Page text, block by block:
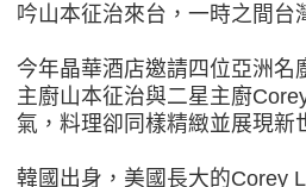
吟山本征治來台，一時之間台
今年晶華酒店邀請四位亞洲
主廚山本征治與二星主廚
氣，料理卻同樣精緻並展現新
韓國出身，美國長大的Corey